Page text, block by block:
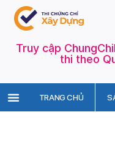
Truy cập
thi theo
TRANG CHỦ